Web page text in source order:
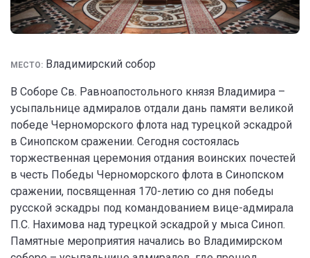
МЕСТО: Владимирский собор
В Соборе Св. Равноапостольного князя Владимира –
усыпальнице адмиралов отдали дань памяти великой
победе Черноморского флота над турецкой эскадрой
в Синопском сражении. Сегодня состоялась
торжественная церемония отдания воинских почестей
в честь Победы Черноморского флота в Синопском
сражении, посвященная 170-летию со дня победы
русской эскадры под командованием вице-адмирала
П.С. Нахимова над турецкой эскадрой у мыса Синоп.
Памятные мероприятия начались во Владимирском